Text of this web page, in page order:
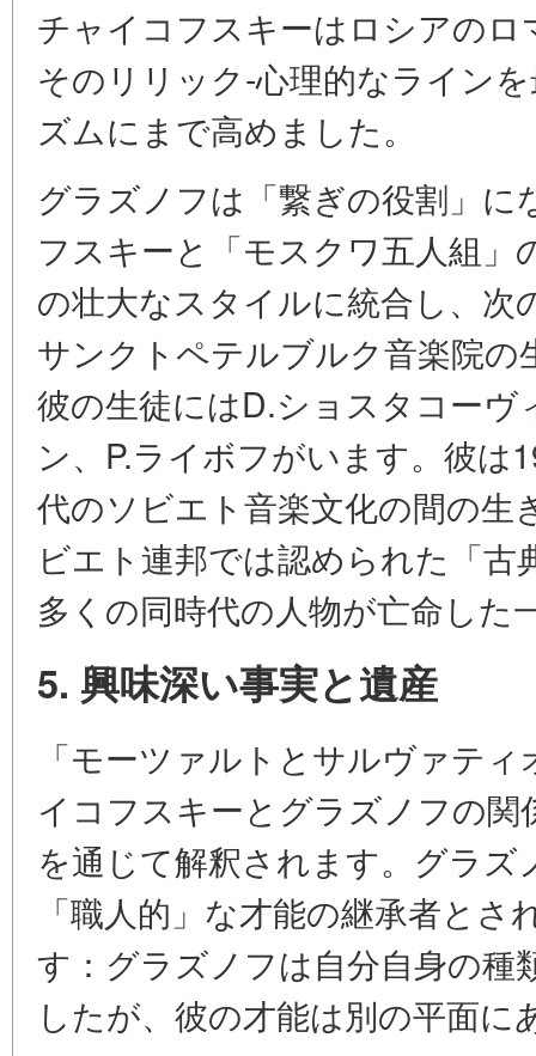
チャイコフスキーはロシアの
そのリリック-心理的なライン
ズムにまで高めました。
グラズノフは「繋ぎの役割」
フスキーと「モスクワ五人組」
の壮大なスタイルに統合し、次
サンクトペテルブルク音楽院
彼の生徒にはD.ショスタコー
ン、P.ライボフがいます。彼は
代のソビエト音楽文化の間の生
ビエト連邦では認められた「
多くの同時代の人物が亡命した
5. 興味深い事実と遺産
「モーツァルトとサルヴァテ
イコフスキーとグラズノフの
を通じて解釈されます。グラ
「職人的」な才能の継承者と
す：グラズノフは自分自身の種
したが、彼の才能は別の平面に